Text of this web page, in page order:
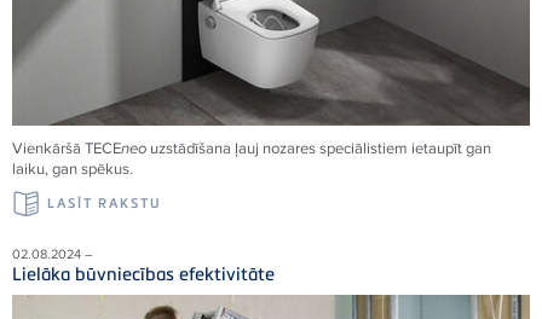
Vienkāršā TECEneo uzstādīšana ļauj nozares speciālistiem ietaupīt gan
laiku, gan spēkus.
LASĪT RAKSTU
02.08.2024 –
Lielāka būvniecības efektivitāte